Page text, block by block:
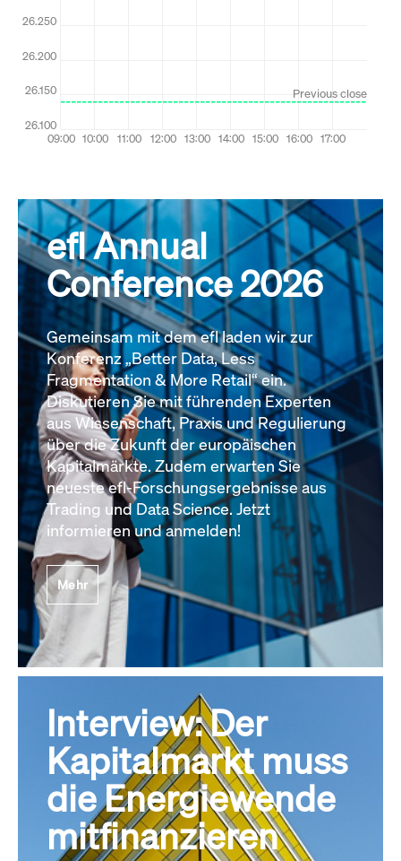
efl Annual
Conference 2026
Gemeinsam mit dem efl laden wir zur
Konferenz „Better Data, Less
Fragmentation & More Retail“ ein.
Diskutieren Sie mit führenden Experten
aus Wissenschaft, Praxis und Regulierung
über die Zukunft der europäischen
Kapitalmärkte. Zudem erwarten Sie
neueste efl-Forschungsergebnisse aus
Trading und Data Science. Jetzt
informieren und anmelden!
Mehr
Interview: Der
Kapitalmarkt muss
die Energiewende
mitfinanzieren